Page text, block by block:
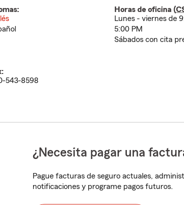
Horas de oficina (
Lunes - viernes de
5:00 PM
Sábados con cita
543-8598
¿Necesita pagar una
Pague facturas de seguro actuales,
notificaciones y programe pagos futuros.